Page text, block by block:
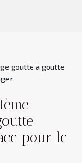
goutte à goutte
pour le